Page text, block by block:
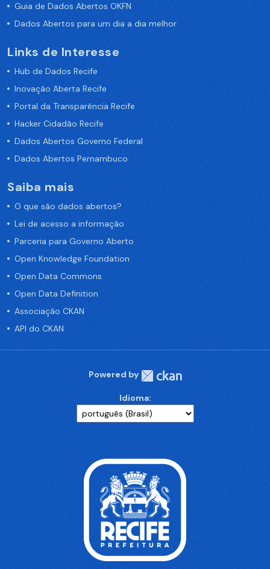
Guia de Dados Abertos OKFN
Dados Abertos para um dia a dia melhor
Links de Interesse
Hub de Dados Recife
Inovação Aberta Recife
Portal da Transparência Recife
Hacker Cidadão Recife
Dados Abertos Governo Federal
Dados Abertos Pernambuco
Saiba mais
O que são dados abertos?
Lei de acesso a informação
Parceria para Governo Aberto
Open Knowledge Foundation
Open Data Commons
Open Data Definition
Associação CKAN
API do CKAN
Powered by
Idioma